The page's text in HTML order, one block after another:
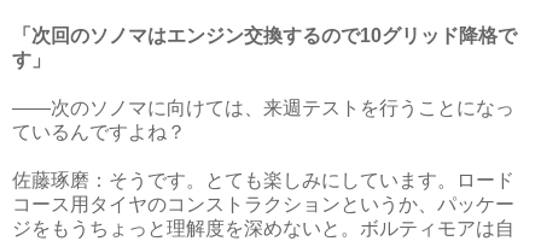
「次回のソノマはエンジン交換するので10グリッド降格で
す」
――次のソノマに向けては、来週テストを行うことになっ
ているんですよね？
佐藤琢磨：そうです。とても楽しみにしています。ロード
コース用タイヤのコンストラクションというか、パッケー
ジをもうちょっと理解度を深めないと。ボルティモアは自